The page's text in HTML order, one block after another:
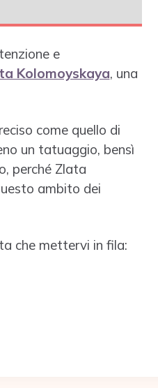
e
Kolomoyskaya, una
come quello di
un tatuaggio, bensì
perché Zlata
ambito dei
che mettervi in fila: